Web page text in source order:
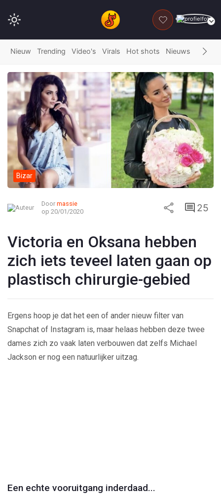
DONEER
Nieuw Trending Video's Virals Hot shots Nieuws Fails
Bizar
Door massie
op 20/01/2020
25
Victoria en Oksana hebben
zich iets teveel laten gaan op
plastisch chirurgie-gebied
Ergens hoop je dat het een of ander nieuw filter van
Snapchat of Instagram is, maar helaas hebben deze twee
dames zich zo vaak laten verbouwen dat zelfs Michael
Jackson er nog een natuurlijker uitzag.
Een echte vooruitgang inderdaad...